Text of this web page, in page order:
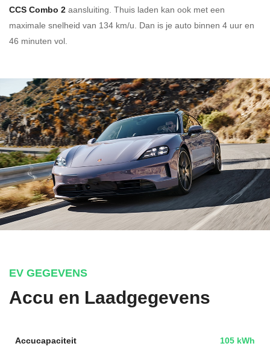
CCS Combo 2 aansluiting. Thuis laden kan ook met een
maximale snelheid van 134 km/u. Dan is je auto binnen 4 uur en
46 minuten vol.
EV GEGEVENS
Accu en Laadgegevens
Accucapaciteit 105 kWh